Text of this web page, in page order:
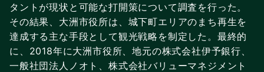
タントが現状と可能な打開策について調査を行った。
その結果、大洲市役所は、城下町エリアのまち再生を
達成する主な手段として観光戦略を制定した。最終的
に、2018年に大洲市役所、地元の株式会社伊予銀行、
一般社団法人ノオト、株式会社バリューマネジメント